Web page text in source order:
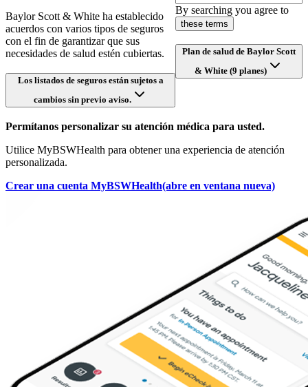
Baylor Scott & White ha establecido
acuerdos con varios tipos de seguros
con el fin de garantizar que sus
necesidades de salud estén cubiertas.
Los listados de seguros están sujetos a
cambios sin previo aviso.
By searching you agree to
these terms
Plan de salud de Baylor Scott
& White (9 planes)
Permítanos personalizar su atención médica para usted.
Utilice MyBSWHealth para obtener una experiencia de atención
personalizada.
Crear una cuenta MyBSWHealth(abre en ventana nueva)